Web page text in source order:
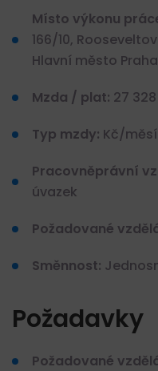
Místo výkonu
166/10,
Hlavní město Praha
Mzda / plat: 27
Typ mzdy: Kč/
Pracovněprávní
úvazek
Požadované
Směnnost:
Požadavky
Požadované